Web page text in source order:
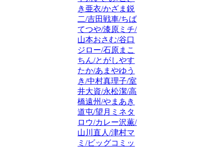
き亜衣/かざま鋭
二/吉田戦車/ちば
てつや/漆原ミチ/
山本おさむ/谷口
ジロー/石原まこ
ちん/とがしやす
たか/あまやゆう
き/中村真理子/室
井大資/永松潔/高
橋遠州/やまあき
道屯/望月ミネタ
ロウ/カレー沢薫/
山川直人/津村マ
ミ/ビッグコミッ